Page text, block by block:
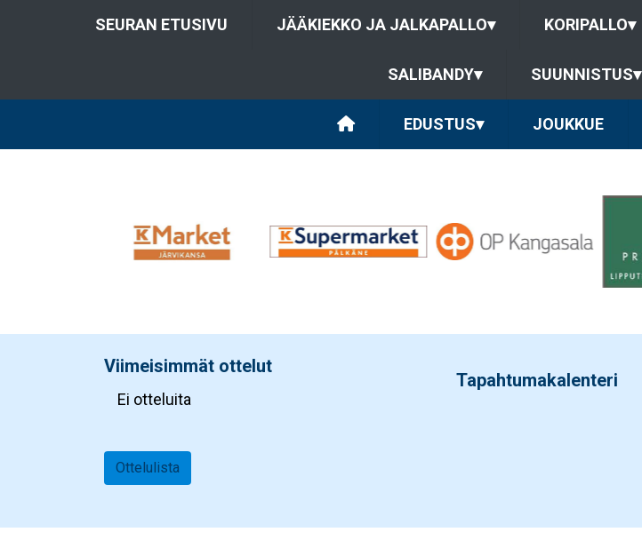
SEURAN ETUSIVU JÄÄKIEKKO JA JALKAPALLO▾ KORIPALLO▾
SALIBANDY▾ SUUNNISTUS▾
EDUSTUS▾ JOUKKUE
Viimeisimmät ottelut
Ei otteluita
Ottelulista
Tapahtumakalenteri